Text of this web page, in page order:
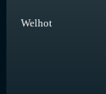
Welhot